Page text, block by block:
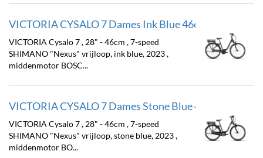
VICTORIA CYSALO 7 Dames Ink Blue 46cm 2025
VICTORIA Cysalo 7 , 28" - 46cm , 7-speed
SHIMANO "Nexus" vrijloop, ink blue, 2023 ,
middenmotor BOSC...
VICTORIA CYSALO 7 Dames Stone Blue 46cm 2025
VICTORIA Cysalo 7 , 28" - 46cm , 7-speed
SHIMANO "Nexus" vrijloop, stone blue, 2023 ,
middenmotor BO...